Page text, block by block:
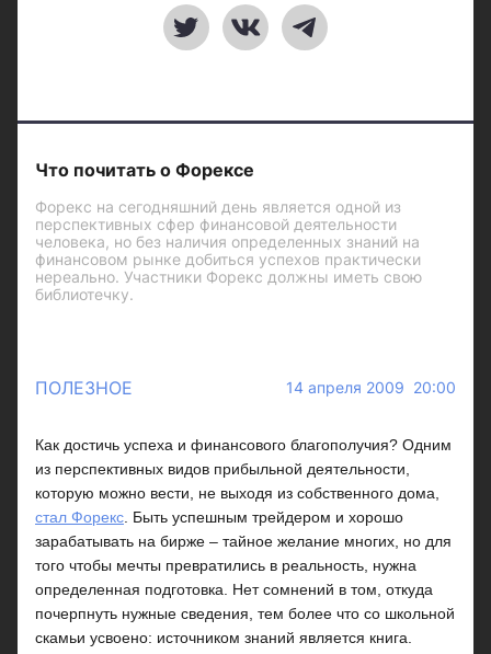
Что почитать о Форексе
Форекс на сегодняшний день является одной из
перспективных сфер финансовой деятельности
человека, но без наличия определенных знаний на
финансовом рынке добиться успехов практически
нереально. Участники Форекс должны иметь свою
библиотечку.
ПОЛЕЗНОЕ 14 апреля 2009 20:00
Как достичь успеха и финансового благополучия? Одним
из перспективных видов прибыльной деятельности,
которую можно вести, не выходя из собственного дома,
стал Форекс . Быть успешным трейдером и хорошо
зарабатывать на бирже – тайное желание многих, но для
того чтобы мечты превратились в реальность, нужна
определенная подготовка. Нет сомнений в том, откуда
почерпнуть нужные сведения, тем более что со школьной
скамьи усвоено: источником знаний является книга.